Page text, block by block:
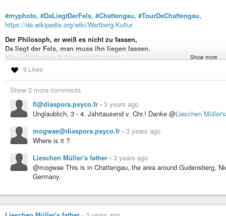
#myphoto, #DaLiegtDerFels, #Chattengau, #TourDeChattengau,
https://de.wikipedia.org/wiki/Wartberg-Kultur
Der Philosoph, er weiß es nicht zu fassen,
Da liegt der Fels, man muss ihn liegen lassen.
#FaustByGoethe 2, Vers 10113, 10114
Zu BlauerStunde:
#Abendrot:
#Foto,#photo,#Basalt #NiedensteinerKopf,#BlaueStunde,#Natur,
#ChattengauRadweg= #Hessen #fedibikes
Show more
9 Likes
Show 2 more comments
fl@diaspora.psyco.fr - 3 years ago
Unglaublich, 3 - 4. Jahrtausend v. Chr.! Danke @Lieschen
mogwae@diaspora.psyco.fr - 3 years ago
Where is it ?
Lieschen Müller's father - 3 years ago
@mogwae This is in Chattengau, the area around Gudensberg,
Germany.